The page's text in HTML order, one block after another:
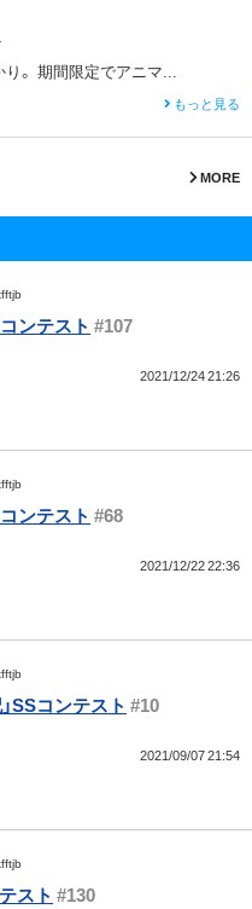
。 期間限定でアニマ...
もっと見る
MORE
コンテスト #107
2021/12/24 21:26
コンテスト #68
2021/12/22 22:36
SSコンテスト #10
2021/09/07 21:54
スト #130